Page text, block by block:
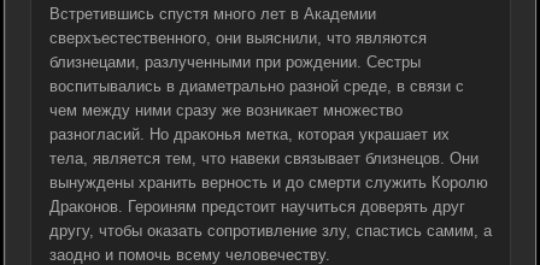
Встретившись спустя много лет в Академии
сверхъестественного, они выяснили, что являются
близнецами, разлученными при рождении. Сестры
воспитывались в диаметрально разной среде, в связи с
чем между ними сразу же возникает множество
разногласий. Но драконья метка, которая украшает их
тела, является тем, что навеки связывает близнецов. Они
вынуждены хранить верность и до смерти служить Королю
Драконов. Героиням предстоит научиться доверять друг
другу, чтобы оказать сопротивление злу, спастись самим, а
заодно и помочь всему человечеству.